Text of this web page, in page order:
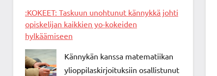
:KOKEET: Taskuun unohtunut kännykkä johti
opiskelijan kaikkien yo-kokeiden
hylkäämiseen
Kännykän kanssa matematiikan
ylioppilaskirjoituksiin osallistunut